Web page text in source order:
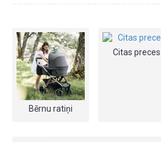
Bērnu ratiņi
Citas preces